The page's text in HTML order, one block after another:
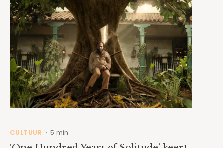
CULTUUR • 5 min